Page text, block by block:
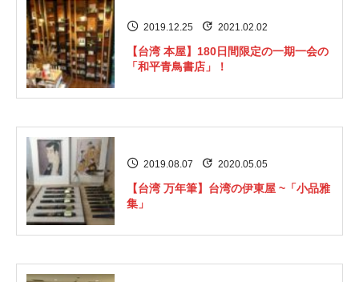
2019.12.25 2021.02.02
【台湾 本屋】180日間限定の一期一会の
「和平青鳥書店」！
2019.08.07 2020.05.05
【台湾 万年筆】台湾の伊東屋 ~「小品雅
集」